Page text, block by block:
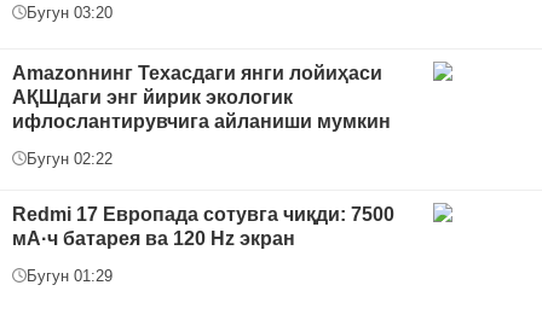
Бугун 03:20
Amazonнинг Техасдаги янги лойиҳаси
АҚШдаги энг йирик экологик
ифлослантирувчига айланиши мумкин
Бугун 02:22
Redmi 17 Европада сотувга чиқди: 7500
мА·ч батарея ва 120 Hz экран
Бугун 01:29